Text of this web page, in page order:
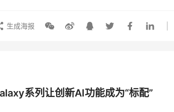
生成海报
系列让创新AI功能成为“标配”